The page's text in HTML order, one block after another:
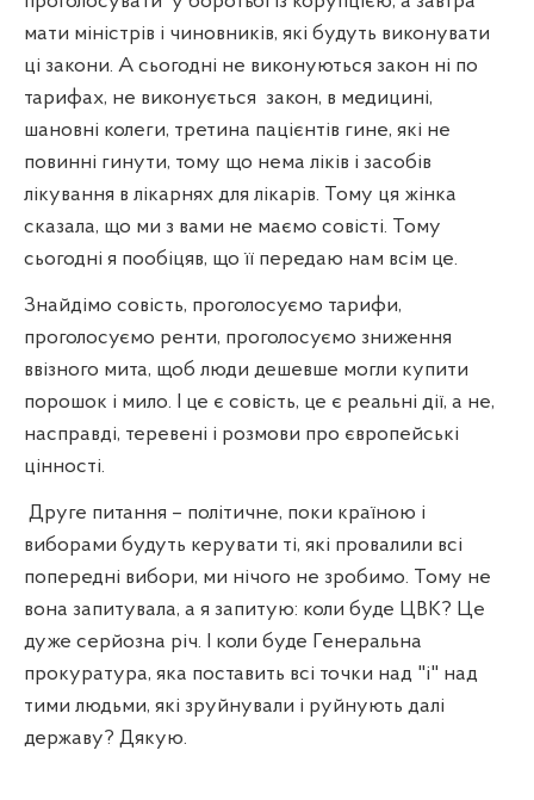
мати міністрів і чиновників, які будуть виконувати
ці закони. А сьогодні не виконуються закон ні по
тарифах, не виконується закон, в медицині,
шановні колеги, третина пацієнтів гине, які не
повинні гинути, тому що нема ліків і засобів
лікування в лікарнях для лікарів. Тому ця жінка
сказала, що ми з вами не маємо совісті. Тому
сьогодні я пообіцяв, що її передаю нам всім це.
Знайдімо совість, проголосуємо тарифи,
проголосуємо ренти, проголосуємо зниження
ввізного мита, щоб люди дешевше могли купити
порошок і мило. І це є совість, це є реальні дії, а не,
насправді, теревені і розмови про європейські
цінності.
Друге питання – політичне, поки країною і
виборами будуть керувати ті, які провалили всі
попередні вибори, ми нічого не зробимо. Тому не
вона запитувала, а я запитую: коли буде ЦВК? Це
дуже серйозна річ. І коли буде Генеральна
прокуратура, яка поставить всі точки над "і" над
тими людьми, які зруйнували і руйнують далі
державу? Дякую.